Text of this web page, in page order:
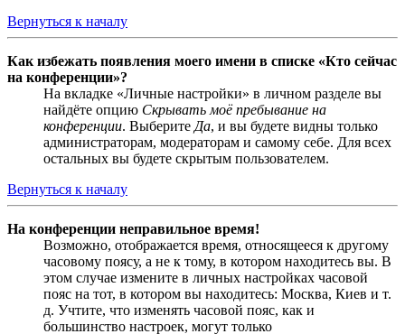
Вернуться к началу
Как избежать появления моего имени в списке «Кто сейчас
на конференции»?
На вкладке «Личные настройки» в личном разделе вы
найдёте опцию Скрывать моё пребывание на
конференции. Выберите Да, и вы будете видны только
администраторам, модераторам и самому себе. Для всех
остальных вы будете скрытым пользователем.
Вернуться к началу
На конференции неправильное время!
Возможно, отображается время, относящееся к другому
часовому поясу, а не к тому, в котором находитесь вы. В
этом случае измените в личных настройках часовой
пояс на тот, в котором вы находитесь: Москва, Киев и т.
д. Учтите, что изменять часовой пояс, как и
большинство настроек, могут только